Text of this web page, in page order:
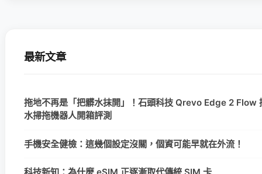
最新文章
拖地不再是「把髒水抹開」！石頭科技 Qrevo Edge 2 Flow
水掃拖機器人開箱評測
手機安全健檢：這幾個設定沒關，個資可能早就在外流！